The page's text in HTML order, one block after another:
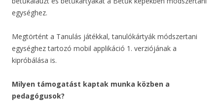
egységhez.
Megtörtént a Tanulás játékkal, tanulókártyák módszertani
egységhez tartozó mobil applikáció 1. verziójának a
kipróbálása is.
Milyen támogatást kaptak munka közben a
pedagógusok?